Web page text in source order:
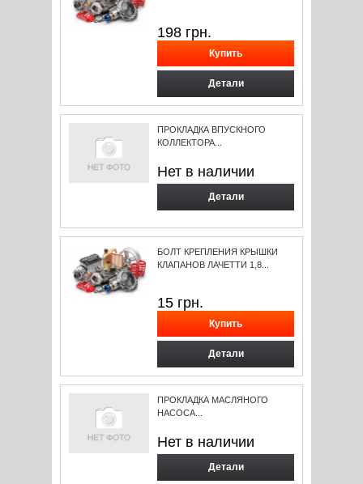
198 грн.
Детали
ПРОКЛАДКА ВПУСКНОГО
КОЛЛЕКТОРА...
Нет в наличии
Детали
БОЛТ КРЕПЛЕНИЯ КРЫШКИ
КЛАПАНОВ ЛАЧЕТТИ 1,8...
15 грн.
Детали
ПРОКЛАДКА МАСЛЯНОГО
НАСОСА...
Нет в наличии
Детали